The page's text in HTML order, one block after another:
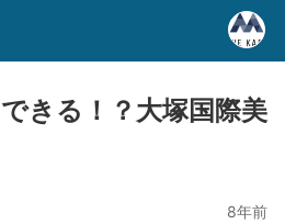
きる！？大塚国際美
8年前